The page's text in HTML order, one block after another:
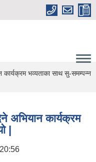
कार्यक्रम भव्यताका साथ सु-समम्पन्न
अभियान कार्यक्रम
|